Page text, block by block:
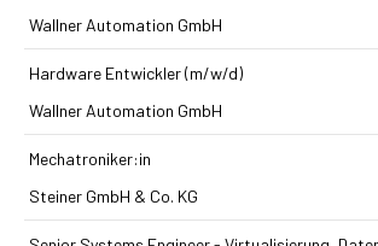
Wallner Automation GmbH
Hardware Entwickler (m/w/d)
Wallner Automation GmbH
Mechatroniker:in
Steiner GmbH & Co. KG